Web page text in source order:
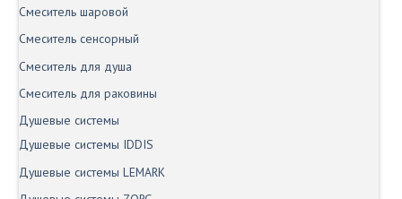
Смеситель шаровой
Смеситель сенсорный
Смеситель для душа
Смеситель для раковины
Душевые системы
Душевые системы IDDIS
Душевые системы LEMARK